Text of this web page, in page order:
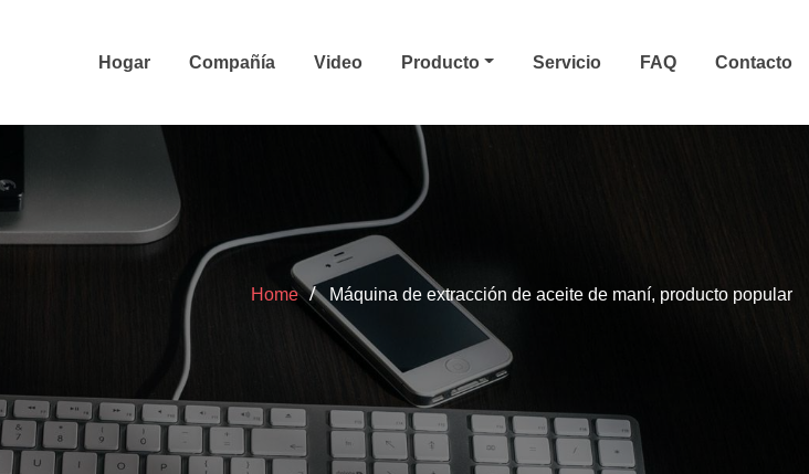
Hogar Compañía Video Producto Servicio FAQ Contacto
Home Máquina de extracción de aceite de maní, producto popular